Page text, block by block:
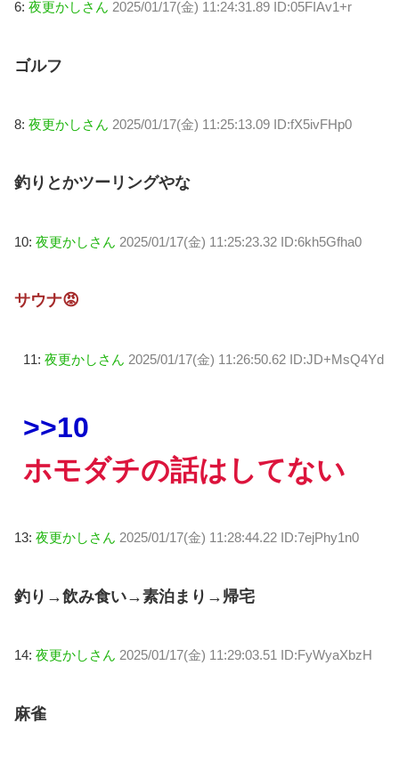
6: 夜更かしさん 2025/01/17(金) 11:24:31.89 ID:05FIAv1+r
ゴルフ
8: 夜更かしさん 2025/01/17(金) 11:25:13.09 ID:fX5ivFHp0
釣りとかツーリングやな
10: 夜更かしさん 2025/01/17(金) 11:25:23.32 ID:6kh5Gfha0
サウナ😡
11: 夜更かしさん 2025/01/17(金) 11:26:50.62 ID:JD+MsQ4Yd
>>10
ホモダチの話はしてない
13: 夜更かしさん 2025/01/17(金) 11:28:44.22 ID:7ejPhy1n0
釣り→飲み食い→素泊まり→帰宅
14: 夜更かしさん 2025/01/17(金) 11:29:03.51 ID:FyWyaXbzH
麻雀